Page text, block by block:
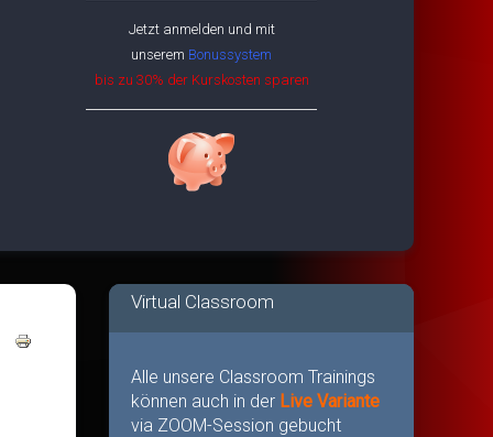
Jetzt anmelden und mit
unserem Bonussystem
bis zu 30% der Kurskosten sparen
Virtual Classroom
Alle unsere Classroom Trainings
können auch in der Live Variante
via ZOOM-Session gebucht